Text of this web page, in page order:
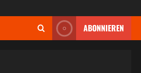
ABONNIEREN